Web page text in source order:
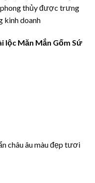
phong thủy được trưng
kinh doanh
lộc Măn Mắn Gốm Sứ
châu âu màu đẹp tươi